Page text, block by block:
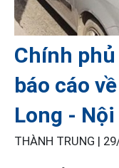
Chính phủ
báo cáo
Long - Nội
THÀNH TRUNG |